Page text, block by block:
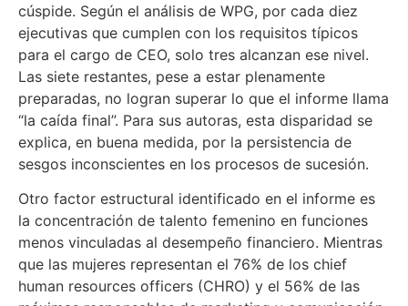
cúspide. Según el análisis de WPG, por cada diez
ejecutivas que cumplen con los requisitos típicos
para el cargo de CEO, solo tres alcanzan ese nivel.
Las siete restantes, pese a estar plenamente
preparadas, no logran superar lo que el informe llama
“la caída final”. Para sus autoras, esta disparidad se
explica, en buena medida, por la persistencia de
sesgos inconscientes en los procesos de sucesión.
Otro factor estructural identificado en el informe es
la concentración de talento femenino en funciones
menos vinculadas al desempeño financiero. Mientras
que las mujeres representan el 76% de los chief
human resources officers (CHRO) y el 56% de las